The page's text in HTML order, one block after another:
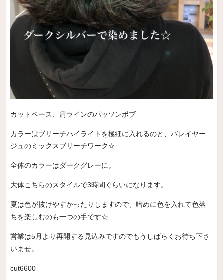
カットベース、肩ラインのパッツンボブ
カラーはブリーチハイライトを極細に入れるのと、バレイヤー
ジュのミックスブリーチワーク☆
全体のカラーはダークグレーに。
大体こちらのスタイルで3時間ぐらいになります。
夏は色が抜けやすかったりしますので、暗めに色を入れて色落
ちを楽しむのも一つの手です☆
営業は5月より再開する見込みですのでもうしばらくお待ち下さ
いませ。
cut6600